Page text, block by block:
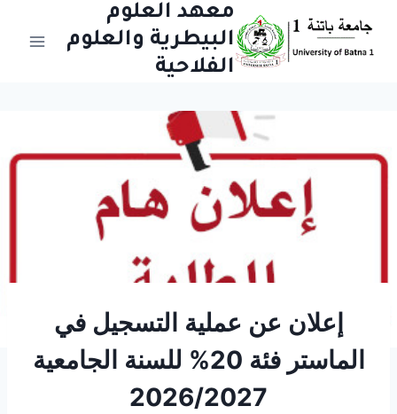
معهد العلوم
البيطرية والعلوم
الفلاحية
إعلان عن عملية التسجيل في
الماستر فئة 20% للسنة الجامعية
2026/2027